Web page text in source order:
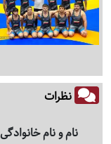
نظرات
نام و نام خانوادگی